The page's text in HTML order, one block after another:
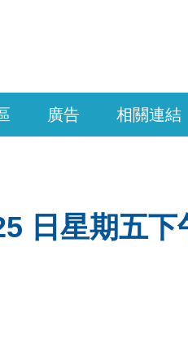
廣告 相關連結
日星期五下